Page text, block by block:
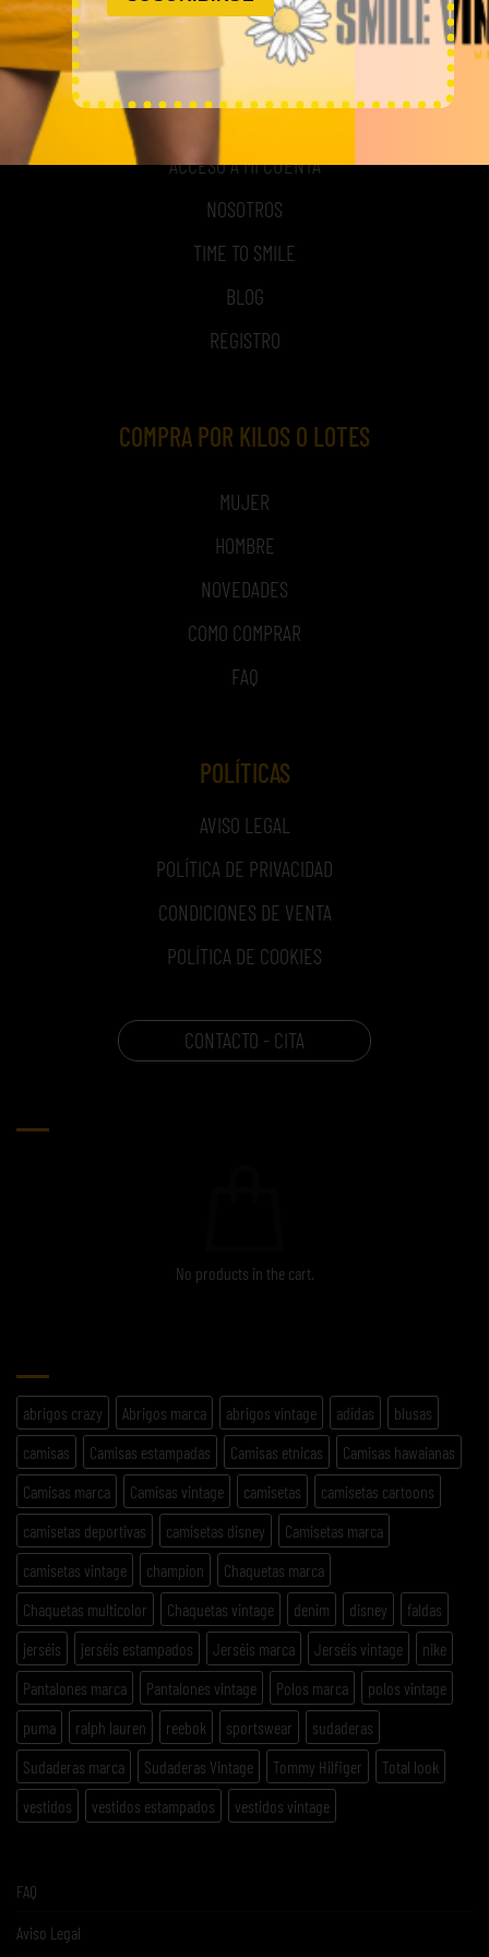
MI CUENTA
ACCESO A MI CUENTA
NOSOTROS
TIME TO SMILE
BLOG
REGISTRO
COMPRA POR KILOS O LOTES
MUJER
HOMBRE
NOVEDADES
COMO COMPRAR
FAQ
POLÍTICAS
AVISO LEGAL
POLÍTICA DE PRIVACIDAD
CONDICIONES DE VENTA
POLÍTICA DE COOKIES
CONTACTO - CITA
No products in the cart.
abrigos crazy Abrigos marca abrigos vintage adidas
blusas
camisas
Camisas estampadas Camisas etnicas
Camisas hawaianas
Camisas marca
Camisas vintage camisetas
camisetas cartoons
camisetas deportivas
camisetas disney
Camisetas marca
camisetas vintage
champion
Chaquetas marca
Chaquetas multicolor
Chaquetas vintage denim disney
faldas
jerséis
jerséis estampados Jerséis marca Jerséis vintage
nike
Pantalones marca
Pantalones vintage Polos marca
polos vintage
puma
ralph lauren reebok sportswear
sudaderas
Sudaderas marca
Sudaderas Vintage Tommy Hilfiger
Total look
vestidos
vestidos estampados vestidos vintage
FAQ
Aviso Legal